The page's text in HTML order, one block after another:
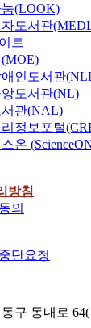
(LOOK)
도서관
트
인도서관
도서관(NL)
관(NAL)
정보포털
온
방침
의
단요청
구 동내로